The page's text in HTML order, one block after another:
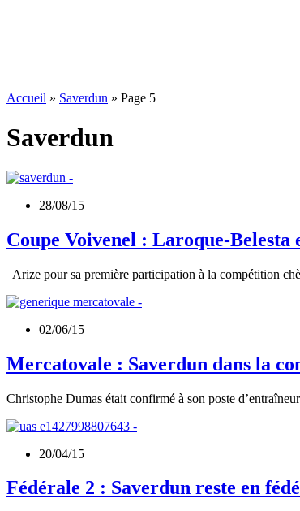
Accueil » Saverdun » Page 5
Saverdun
28/08/15
Coupe Voivenel : Laroque-Belesta
Arize pour sa première participation à la compétition
02/06/15
Mercatovale : Saverdun dans la
Christophe Dumas était confirmé à son poste
20/04/15
Fédérale 2 : Saverdun reste en